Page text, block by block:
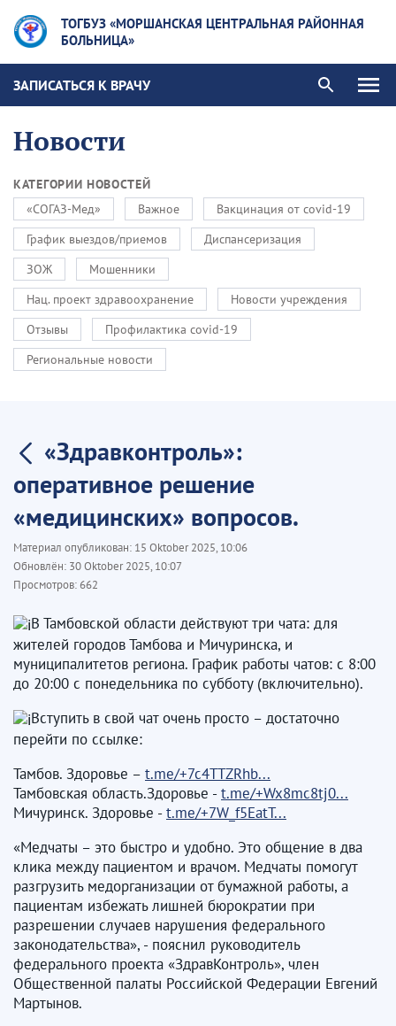
ТОГБУЗ «МОРШАНСКАЯ ЦЕНТРАЛЬНАЯ РАЙОННАЯ
БОЛЬНИЦА»
ЗАПИСАТЬСЯ К ВРАЧУ
Новости
КАТЕГОРИИ НОВОСТЕЙ
«СОГАЗ-Мед»
Важное
Вакцинация от covid-19
График выездов/приемов
Диспансеризация
ЗОЖ
Мошенники
Нац. проект здравоохранение
Новости учреждения
Отзывы
Профилактика covid-19
Региональные новости
​ «Здравконтроль»:
оперативное решение
«медицинских» вопросов. ​
Материал опубликован: 15 Oktober 2025, 10:06
Обновлён: 30 Oktober 2025, 10:07
Просмотров:662
В Тамбовской области действуют три чата: для
жителей городов Тамбова и Мичуринска, и
муниципалитетов региона. График работы чатов: с 8:00
до 20:00 с понедельника по субботу (включительно).
Вступить в свой чат очень просто – достаточно
перейти по ссылке:
Тамбов. Здоровье – t.me/+7c4TTZRhb...
Тамбовская область.Здоровье -t.me/+Wx8mc8tj0...
Мичуринск. Здоровье -t.me/+7W_f5EatT...
«Медчаты – это быстро и удобно. Это общение в два
клика между пациентом и врачом. Медчаты помогут
разгрузить медорганизации от бумажной работы, а
пациентам избежать лишней бюрократии при
разрешении случаев нарушения федерального
законодательства», - пояснил руководитель
федерального проекта «ЗдравКонтроль», член
Общественной палаты Российской Федерации Евгений
Мартынов.